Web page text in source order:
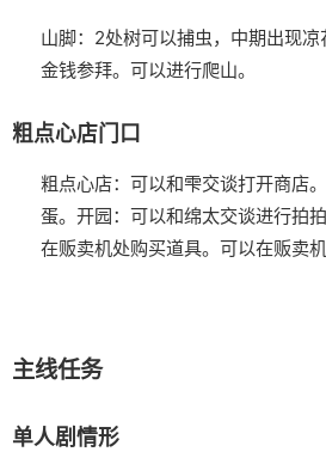
山脚：2处树可以捕虫，中期出现凉
金钱参拜。可以进行爬山。
粗点心店门口
粗点心店：可以和雫交谈打开商店
蛋。 开园：可以和绵太交谈进行拍
在贩卖机处购买道具。可以在贩卖
主线任务
单人剧情形